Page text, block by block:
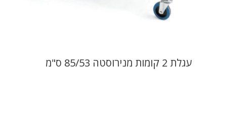
עגלת 2 קומות מנירוסטה 85/53 ס"מ